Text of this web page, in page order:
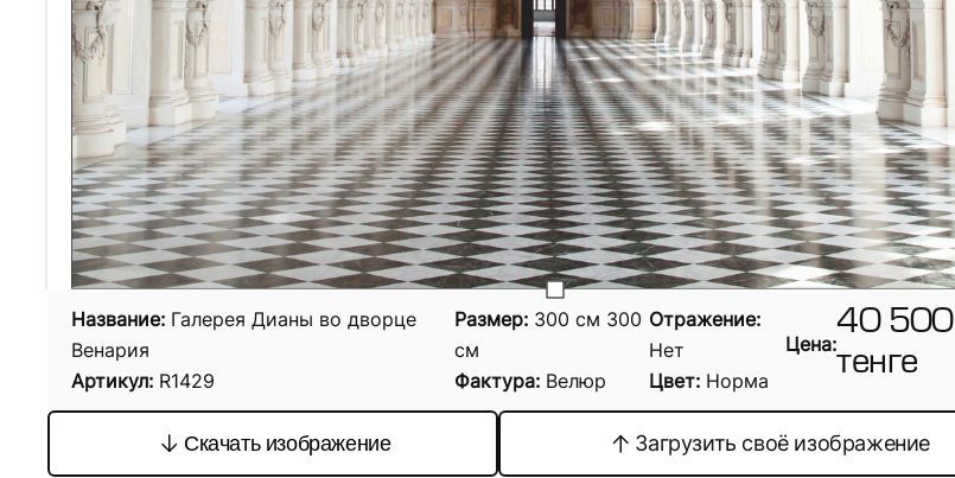
Название: Галерея Дианы во дворце
Венария
Артикул: R1429
Размер: 300 см 300
см
Фактура: Велюр
Отражение:
Нет
Цвет: Норма
Цена:
40 500
тенге
Скачать изображение Загрузить своё изображение